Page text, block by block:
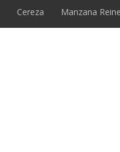
Cereza Manzana